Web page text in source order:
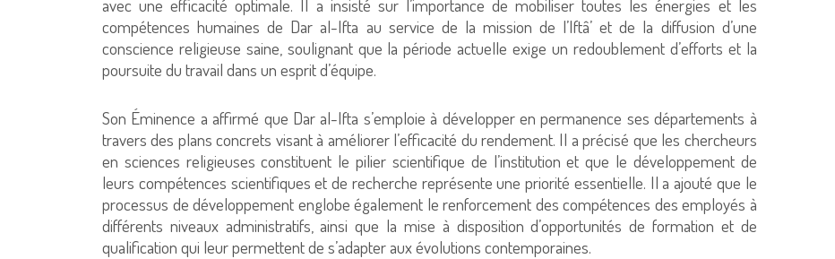
avec une efficacité optimale. Il a insisté sur l’importance de mobiliser toutes les énergies et les
compétences humaines de Dar al-Ifta au service de la mission de l’Iftâ’ et de la diffusion d’une
conscience religieuse saine, soulignant que la période actuelle exige un redoublement d’efforts et la
poursuite du travail dans un esprit d’équipe.
Son Éminence a affirmé que Dar al-Ifta s’emploie à développer en permanence ses départements à
travers des plans concrets visant à améliorer l’efficacité du rendement. Il a précisé que les chercheurs
en sciences religieuses constituent le pilier scientifique de l’institution et que le développement de
leurs compétences scientifiques et de recherche représente une priorité essentielle. Il a ajouté que le
processus de développement englobe également le renforcement des compétences des employés à
différents niveaux administratifs, ainsi que la mise à disposition d’opportunités de formation et de
qualification qui leur permettent de s’adapter aux évolutions contemporaines.